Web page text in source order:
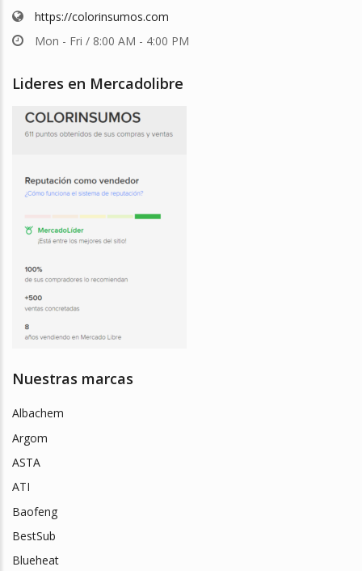
https://colorinsumos.com
Mon - Fri / 8:00 AM - 4:00 PM
Lideres en Mercadolibre
Nuestras marcas
Albachem
Argom
ASTA
ATI
Baofeng
BestSub
Blueheat